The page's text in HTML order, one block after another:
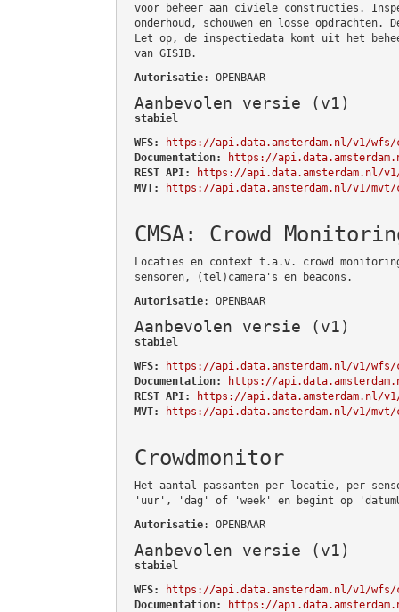
voor beheer aan civiele constructies.
onderhoud, schouwen en losse opdrachten.
Let op, de inspectiedata komt uit het
van GISIB.
Autorisatie: OPENBAAR
Aanbevolen versie (v1)
stabiel
WFS:
https://api.data.amsterdam.nl/v1/
Documentation:
https://
REST API:
https://api.data.amsterdam.nl/
MVT:
https://api.data.amsterdam.nl/v1/
CMSA: Crowd
Locaties en context t.a.v. crowd
sensoren, (tel)camera's en beacons.
Autorisatie: OPENBAAR
Aanbevolen versie (v1)
stabiel
WFS:
https://api.data.amsterdam.nl/v1/wfs/
Documentation:
https://
REST API:
https://api.data.amsterdam.nl/v1/
MVT:
https://api.data.amsterdam.nl/v1/mvt/
Crowdmonitor
Het aantal passanten per locatie, per
'uur', 'dag' of 'week' en begint op
Autorisatie: OPENBAAR
Aanbevolen versie (v1)
stabiel
WFS:
https://api.data.amsterdam.nl/v1/wfs/
Documentation:
https://